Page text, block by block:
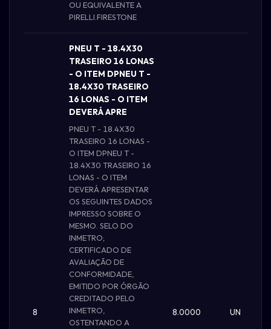
OU EQUIVALENTE A
PIRELLI.FIRESTONE
8
PNEU T - 18.4X30
TRASEIRO 16 LONAS
- O ITEM DPNEU T -
18.4X30 TRASEIRO
16 LONAS - O ITEM
DEVERÁ APRE
PNEU T - 18.4X30
TRASEIRO 16 LONAS -
O ITEM DPNEU T -
18.4X30 TRASEIRO 16
LONAS - O ITEM
DEVERÁ APRESENTAR
OS SEGUINTES DADOS
IMPRESSO SOBRE O
MESMO. SELO DO
INMETRO;
CERTIFICADO DE
AVALIAÇÃO DE
CONFORMIDADE,
EMITIDO POR ÓRGÃO
CREDITADO PELO
INMETRO,
OSTENTANDO A
8.0000 UN